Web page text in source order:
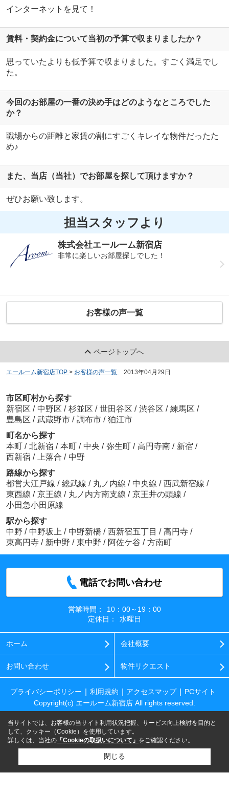
インターネットを見て！
賃料・契約金について当初の予算で収まりましたか？
思っていたよりも低予算で収まりました。すごく満足でし
た。
今回のお部屋の一番の決め手はどのようなところでした
か？
職場からの距離と家賃の割にすごくキレイな物件だったた
め♪
また、当店（当社）でお部屋を探して頂けますか？
ぜひお願い致します。
担当スタッフより
株式会社エールーム新宿店
非常に楽しいお部屋探しでした！
お客様の声一覧
ページトップへ
エールーム新宿店TOP > お客様の声一覧 2013年04月29日
市区町村から探す
新宿区 / 中野区 / 杉並区 / 世田谷区 / 渋谷区 / 練馬区 /
豊島区 / 武蔵野市 / 調布市 / 狛江市
町名から探す
本町 / 北新宿 / 本町 / 中央 / 弥生町 / 高円寺南 / 新宿 /
西新宿 / 上落合 / 中野
路線から探す
都営大江戸線 / 総武線 / 丸ノ内線 / 中央線 / 西武新宿線 /
東西線 / 京王線 / 丸ノ内方南支線 / 京王井の頭線 /
小田急小田原線
駅から探す
中野 / 中野坂上 / 中野新橋 / 西新宿五丁目 / 高円寺 /
東高円寺 / 新中野 / 東中野 / 阿佐ケ谷 / 方南町
電話でお問い合わせ
営業時間：
10：00～19：00
定休日：
水曜日
ホーム 会社概要
お問い合わせ 物件リクエスト
プライバシーポリシー 利用規約 アクセスマップ
PCサイト
Copyright(c) エールーム新宿店 All rights reserved.
当サイトでは、お客様の当サイト利用状況把握、サービス向上検討を目的と
して、クッキー（Cookie）を使用しています。
詳しくは、当社の 「Cookieの取扱いについて」 をご確認ください。
閉じる